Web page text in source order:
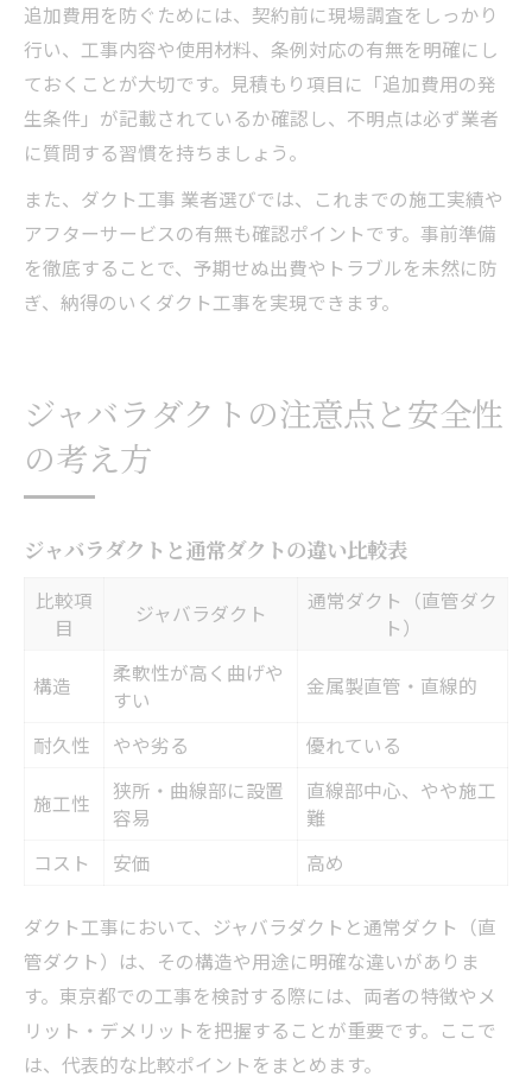
追加費用を防ぐためには、契約前に現場調査をしっかり
行い、工事内容や使用材料、条例対応の有無を明確にし
ておくことが大切です。見積もり項目に「追加費用の発
生条件」が記載されているか確認し、不明点は必ず業者
に質問する習慣を持ちましょう。
また、ダクト工事 業者選びでは、これまでの施工実績や
アフターサービスの有無も確認ポイントです。事前準備
を徹底することで、予期せぬ出費やトラブルを未然に防
ぎ、納得のいくダクト工事を実現できます。
ジャバラダクトの注意点と安全性
の考え方
ジャバラダクトと通常ダクトの違い比較表
比較項
目
ジャバラダクト
通常ダクト（直管ダク
ト）
構造
柔軟性が高く曲げや
すい
金属製直管・直線的
耐久性 やや劣る 優れている
施工性
狭所・曲線部に設置
容易
直線部中心、やや施工
難
コスト
安価 高め
ダクト工事において、ジャバラダクトと通常ダクト（直
管ダクト）は、その構造や用途に明確な違いがありま
す。東京都での工事を検討する際には、両者の特徴やメ
リット・デメリットを把握することが重要です。ここで
は、代表的な比較ポイントをまとめます。